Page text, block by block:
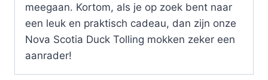
meegaan. Kortom, als je op zoek bent naar
een leuk en praktisch cadeau, dan zijn onze
Nova Scotia Duck Tolling mokken zeker een
aanrader!